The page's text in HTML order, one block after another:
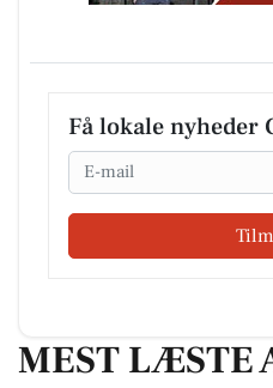
Få lokale nyheder
Email
MEST LÆSTE